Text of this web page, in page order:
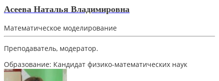
Асеева Наталья Владимировна
Математическое моделирование
Преподаватель, модератор.
Образование: Кандидат физико-математических наук